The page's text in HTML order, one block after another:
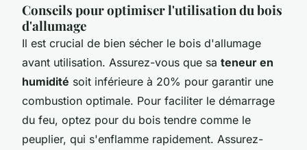
Conseils pour optimiser l'utilisation du bois
d'allumage
Il est crucial de bien sécher le bois d'allumage
avant utilisation. Assurez-vous que sa teneur en
humidité soit inférieure à 20% pour garantir une
combustion optimale. Pour faciliter le démarrage
du feu, optez pour du bois tendre comme le
peuplier, qui s'enflamme rapidement. Assurez-